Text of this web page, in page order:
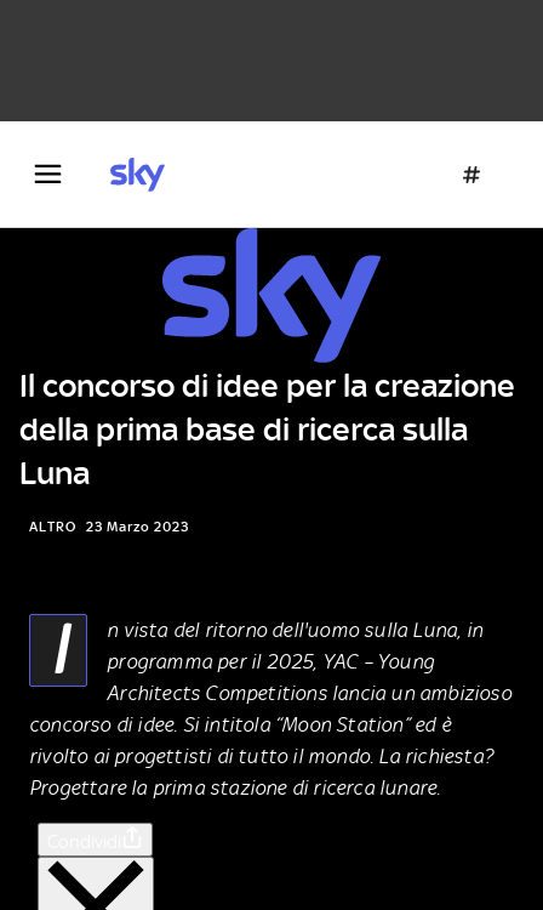
Il concorso di idee per la creazione
della prima base di ricerca sulla
Luna
ALTRO 23 Marzo 2023
I
n vista del ritorno dell'uomo sulla Luna, in
programma per il 2025, YAC – Young
Architects Competitions lancia un ambizioso
concorso di idee. Si intitola “Moon Station” ed è
rivolto ai progettisti di tutto il mondo. La richiesta?
Progettare la prima stazione di ricerca lunare.